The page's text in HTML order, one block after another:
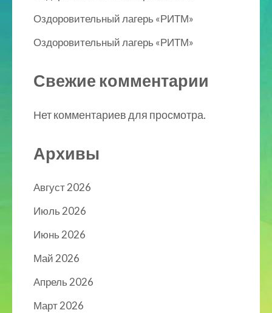
Оздоровительный лагерь «РИТМ»
Оздоровительный лагерь «РИТМ»
Свежие комментарии
Нет комментариев для просмотра.
Архивы
Август 2026
Июль 2026
Июнь 2026
Май 2026
Апрель 2026
Март 2026